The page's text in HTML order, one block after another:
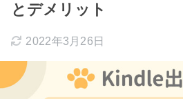
とデメリット
2022年3月26日